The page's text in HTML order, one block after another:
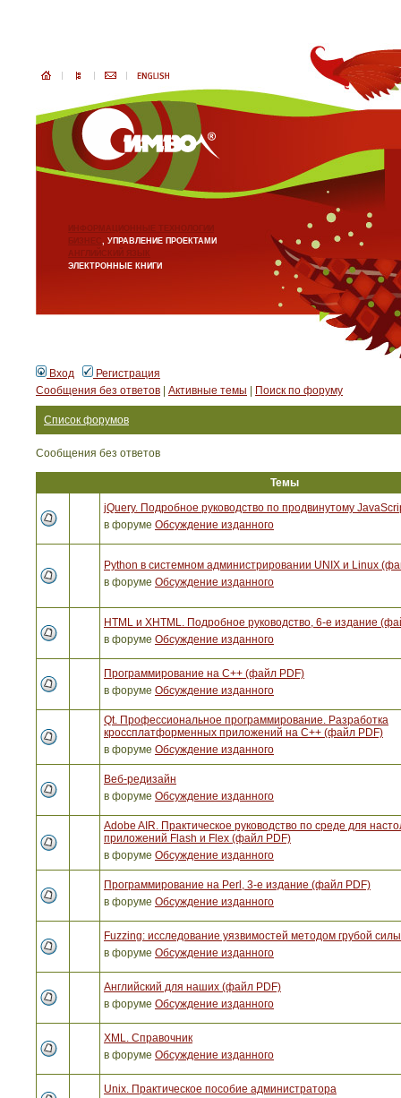
ИНФОРМАЦИОННЫЕ ТЕХНОЛОГИИ
БИЗНЕС, УПРАВЛЕНИЕ ПРОЕКТАМИ
АНГЛИЙСКИЙ ЯЗЫК
ЭЛЕКТРОННЫЕ КНИГИ
Вход
Регистрация
Сообщения без ответов
Активные темы Поиск по форуму
Список форумов
Сообщения без ответов
Темы
jQuery. Подробное руководство по продвинутому
в форуме Обсуждение изданного
Python в системном администрировании UNIX и Linux
в форуме Обсуждение изданного
HTML и XHTML. Подробное руководство, 6-е издание
в форуме Обсуждение изданного
Программирование на C++ (файл PDF)
в форуме Обсуждение изданного
Qt. Профессиональное программирование. Разработка
кроссплатформенных приложений на С++ (файл PDF)
в форуме Обсуждение изданного
Веб-редизайн
в форуме Обсуждение изданного
Adobe AIR. Практическое руководство по среде для
приложений Flash и Flex (файл PDF)
в форуме Обсуждение изданного
Программирование на Perl, 3-е издание (файл PDF)
в форуме Обсуждение изданного
Fuzzing: исследование уязвимостей методом грубой
в форуме Обсуждение изданного
Английский для наших (файл PDF)
в форуме Обсуждение изданного
XML. Справочник
в форуме Обсуждение изданного
Unix. Практическое пособие администратора